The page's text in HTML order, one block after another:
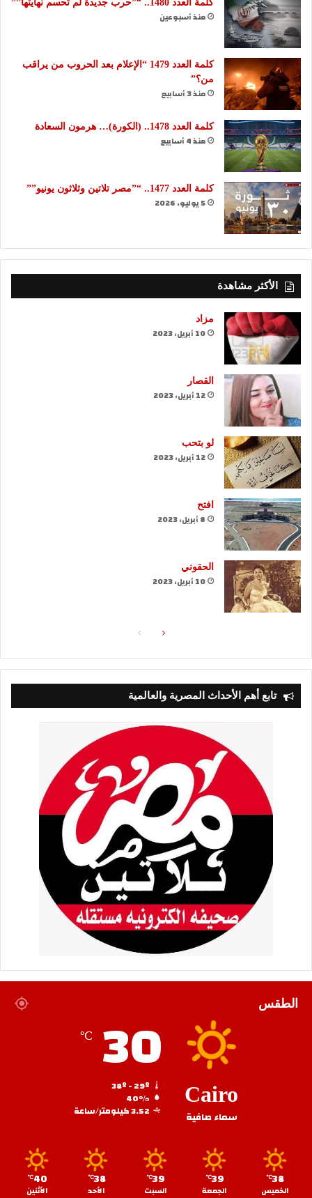
كلمة العدد 1480.. “”حرب جديدة لم تُحسم نهايتها””
منذ أسبوعين
كلمة العدد 1479 “الإعلام بعد الحروب من يراقب
من؟”
منذ 3 أسابيع
كلمة العدد 1478.. (الكورة)… هرمون السعادة
منذ 4 أسابيع
كلمة العدد 1477.. “”مصر تلاتين وثلاثون يونيو””
5 يوليو، 2026
الأكثر مشاهدة
مزاد
10 أبريل، 2023
القصار
12 أبريل، 2023
لو بتحب
12 أبريل، 2023
افتح
8 أبريل، 2023
الحقوني
10 أبريل، 2023
الصفحةالصفحة
تابع أهم الأحداث المصرية والعالمية
الطقس
Cairo
سماء صافية
30
℃
40%
3.52 كيلومتر/ساعة
38
℃
الخميس
39
℃
الجمعة
39
℃
السبت
38
℃
الأحد
40
℃
الأثنين